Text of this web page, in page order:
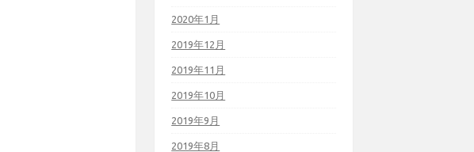
2020年1月
2019年12月
2019年11月
2019年10月
2019年9月
2019年8月